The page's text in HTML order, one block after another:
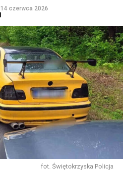
14 czerwca 2026
fot. Świętokrzyska Policja